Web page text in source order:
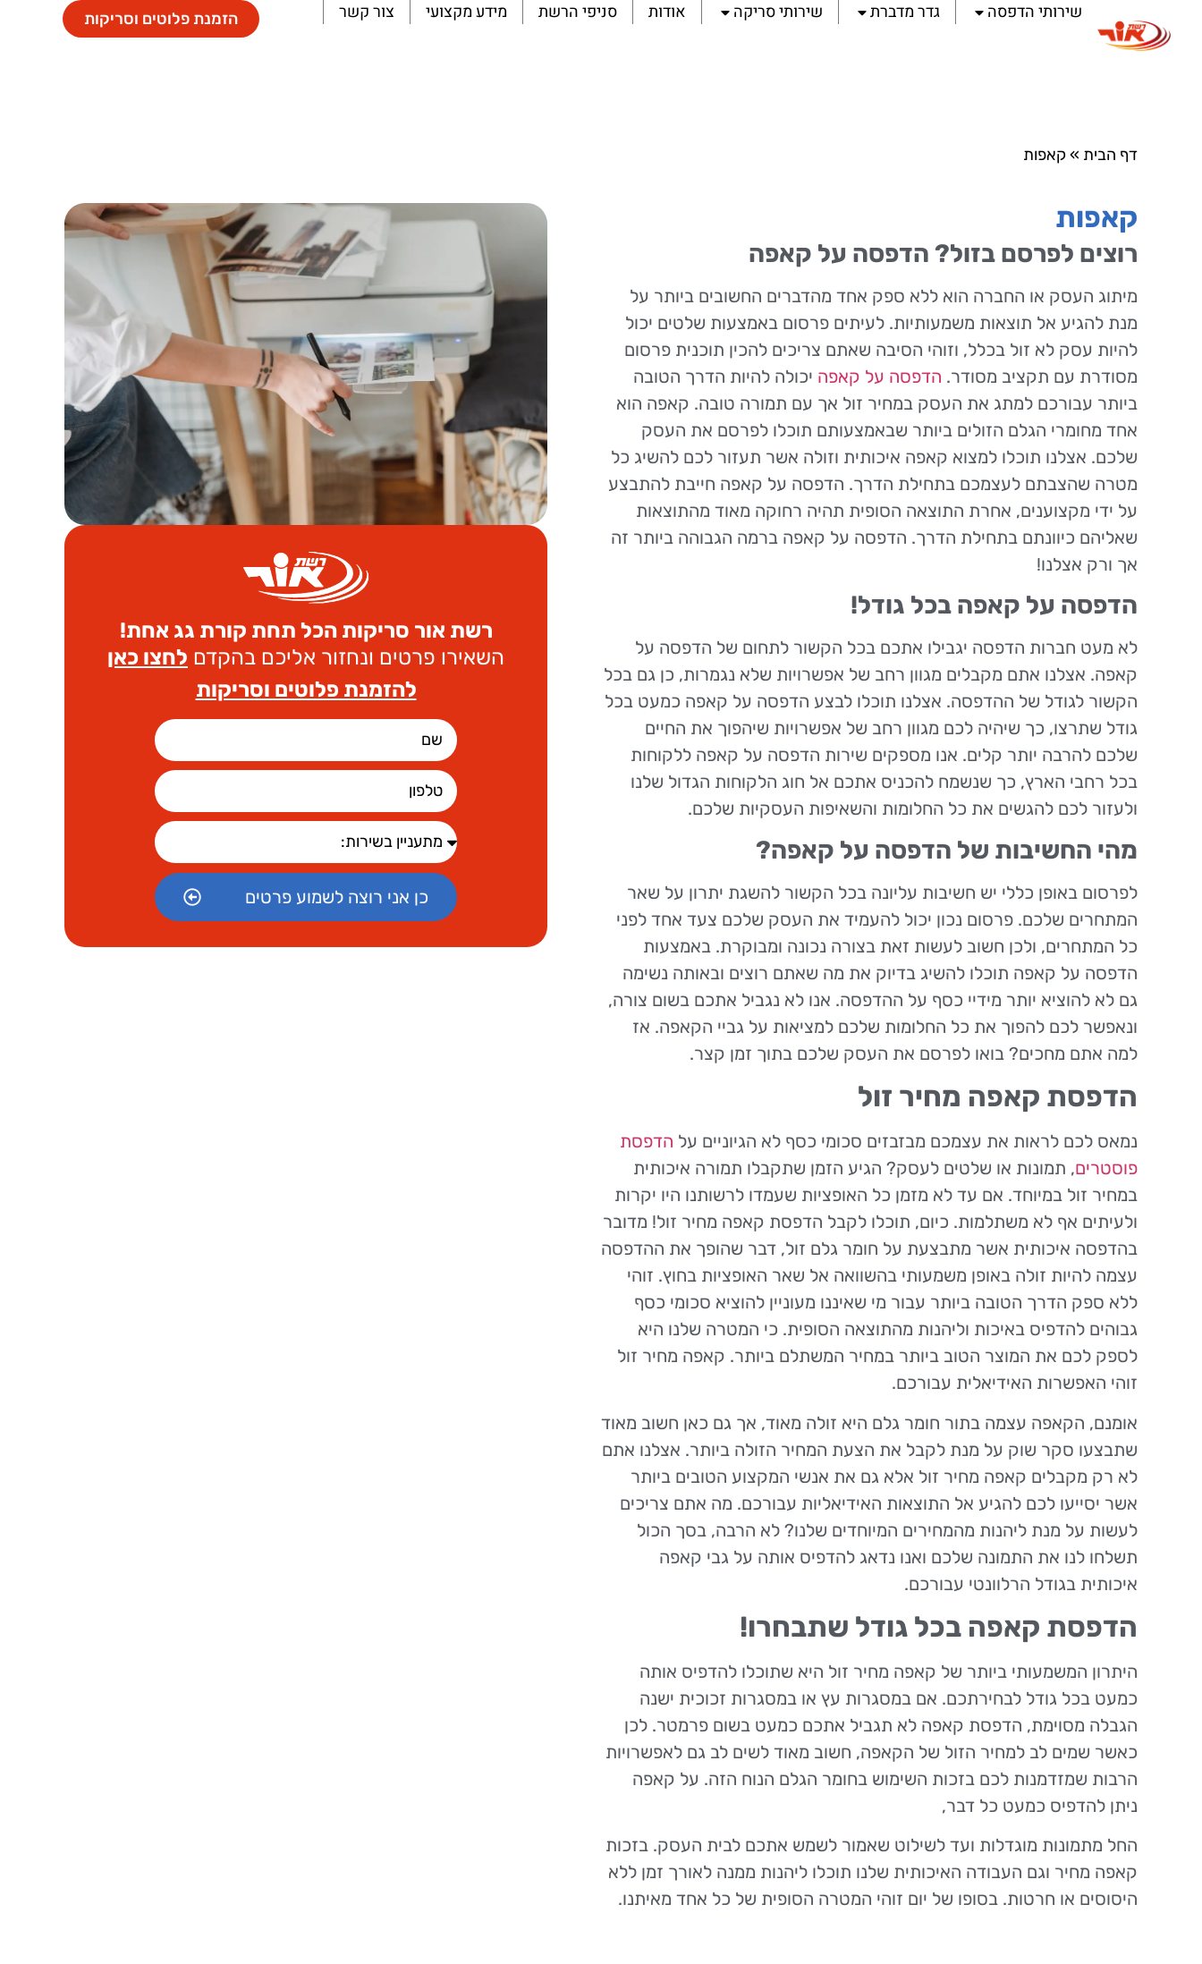
שירותי הדפסה גדר מדברת שירותי סריקה אודות סניפי הרשת מידע מקצועי צור קשר הזמנת פלוטים וסריקות
דף הבית »קאפות
קאפות
רוצים לפרסם בזול? הדפסה על קאפה
מיתוג העסק או החברה הוא ללא ספק אחד מהדברים החשובים ביותר על
מנת להגיע אל תוצאות משמעותיות. לעיתים פרסום באמצעות שלטים יכול
להיות עסק לא זול בכלל, וזוהי הסיבה שאתם צריכים להכין תוכנית פרסום
מסודרת עם תקציב מסודר. הדפסה על קאפה יכולה להיות הדרך הטובה
ביותר עבורכם למתג את העסק במחיר זול אך עם תמורה טובה. קאפה הוא
אחד מחומרי הגלם הזולים ביותר שבאמצעותם תוכלו לפרסם את העסק
שלכם. אצלנו תוכלו למצוא קאפה איכותית וזולה אשר תעזור לכם להשיג כל
מטרה שהצבתם לעצמכם בתחילת הדרך. הדפסה על קאפה חייבת להתבצע
על ידי מקצוענים, אחרת התוצאה הסופית תהיה רחוקה מאוד מהתוצאות
שאליהם כיוונתם בתחילת הדרך. הדפסה על קאפה ברמה הגבוהה ביותר זה
אך ורק אצלנו!
הדפסה על קאפה בכל גודל!
לא מעט חברות הדפסה יגבילו אתכם בכל הקשור לתחום של הדפסה על
קאפה. אצלנו אתם מקבלים מגוון רחב של אפשרויות שלא נגמרות, כן גם בכל
הקשור לגודל של ההדפסה. אצלנו תוכלו לבצע הדפסה על קאפה כמעט בכל
גודל שתרצו, כך שיהיה לכם מגוון רחב של אפשרויות שיהפוך את החיים
שלכם להרבה יותר קלים. אנו מספקים שירות הדפסה על קאפה ללקוחות
בכל רחבי הארץ, כך שנשמח להכניס אתכם אל חוג הלקוחות הגדול שלנו
ולעזור לכם להגשים את כל החלומות והשאיפות העסקיות שלכם.
מהי החשיבות של הדפסה על קאפה?
לפרסום באופן כללי יש חשיבות עליונה בכל הקשור להשגת יתרון על שאר
המתחרים שלכם. פרסום נכון יכול להעמיד את העסק שלכם צעד אחד לפני
כל המתחרים, ולכן חשוב לעשות זאת בצורה נכונה ומבוקרת. באמצעות
הדפסה על קאפה תוכלו להשיג בדיוק את מה שאתם רוצים ובאותה נשימה
גם לא להוציא יותר מידיי כסף על ההדפסה. אנו לא נגביל אתכם בשום צורה,
ונאפשר לכם להפוך את כל החלומות שלכם למציאות על גביי הקאפה. אז
למה אתם מחכים? בואו לפרסם את העסק שלכם בתוך זמן קצר.
הדפסת קאפה מחיר זול
נמאס לכם לראות את עצמכם מבזבזים סכומי כסף לא הגיוניים על הדפסת
פוסטרים, תמונות או שלטים לעסק? הגיע הזמן שתקבלו תמורה איכותית
במחיר זול במיוחד. אם עד לא מזמן כל האופציות שעמדו לרשותנו היו יקרות
ולעיתים אף לא משתלמות. כיום, תוכלו לקבל הדפסת קאפה מחיר זול! מדובר
בהדפסה איכותית אשר מתבצעת על חומר גלם זול, דבר שהופך את ההדפסה
עצמה להיות זולה באופן משמעותי בהשוואה אל שאר האופציות בחוץ. זוהי
ללא ספק הדרך הטובה ביותר עבור מי שאיננו מעוניין להוציא סכומי כסף
גבוהים להדפיס באיכות וליהנות מהתוצאה הסופית. כי המטרה שלנו היא
לספק לכם את המוצר הטוב ביותר במחיר המשתלם ביותר. קאפה מחיר זול
זוהי האפשרות האידיאלית עבורכם.
אומנם, הקאפה עצמה בתור חומר גלם היא זולה מאוד, אך גם כאן חשוב מאוד
שתבצעו סקר שוק על מנת לקבל את הצעת המחיר הזולה ביותר. אצלנו אתם
לא רק מקבלים קאפה מחיר זול אלא גם את אנשי המקצוע הטובים ביותר
אשר יסייעו לכם להגיע אל התוצאות האידיאליות עבורכם. מה אתם צריכים
לעשות על מנת ליהנות מהמחירים המיוחדים שלנו? לא הרבה, בסך הכול
תשלחו לנו את התמונה שלכם ואנו נדאג להדפיס אותה על גבי קאפה
איכותית בגודל הרלוונטי עבורכם.
הדפסת קאפה בכל גודל שתבחרו!
היתרון המשמעותי ביותר של קאפה מחיר זול היא שתוכלו להדפיס אותה
כמעט בכל גודל לבחירתכם. אם במסגרות עץ או במסגרות זכוכית ישנה
הגבלה מסוימת, הדפסת קאפה לא תגביל אתכם כמעט בשום פרמטר. לכן
כאשר שמים לב למחיר הזול של הקאפה, חשוב מאוד לשים לב גם לאפשרויות
הרבות שמזדמנות לכם בזכות השימוש בחומר הגלם הנוח הזה. על קאפה
ניתן להדפיס כמעט כל דבר,
החל מתמונות מוגדלות ועד לשילוט שאמור לשמש אתכם לבית העסק. בזכות
קאפה מחיר וגם העבודה האיכותית שלנו תוכלו ליהנות ממנה לאורך זמן ללא
היסוסים או חרטות. בסופו של יום זוהי המטרה הסופית של כל אחד מאיתנו.
רשת אור סריקות הכל תחת קורת גג אחת!
השאירו פרטים ונחזור אליכם בהקדם לחצו כאן
להזמנת פלוטים וסריקות
כן אני רוצה לשמוע פרטים